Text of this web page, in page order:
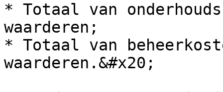
* Totaal van
waarderen;
* Totaal van
waarderen.&#x20;